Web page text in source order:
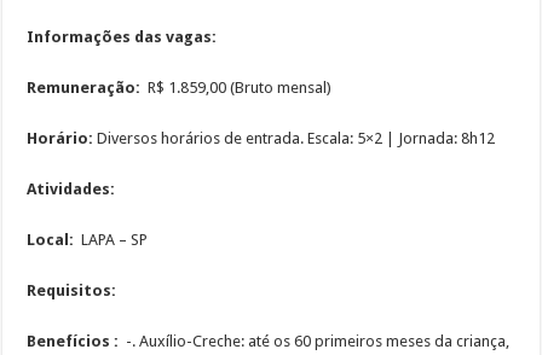
Informações das vagas:
Remuneração: R$ 1.859,00 (Bruto mensal)
Horário:Diversos horários de entrada. Escala: 5×2 | Jornada: 8h12
Atividades:
Local:LAPA – SP
Requisitos:
Benefícios : -. Auxílio-Creche: até os 60 primeiros meses da criança,